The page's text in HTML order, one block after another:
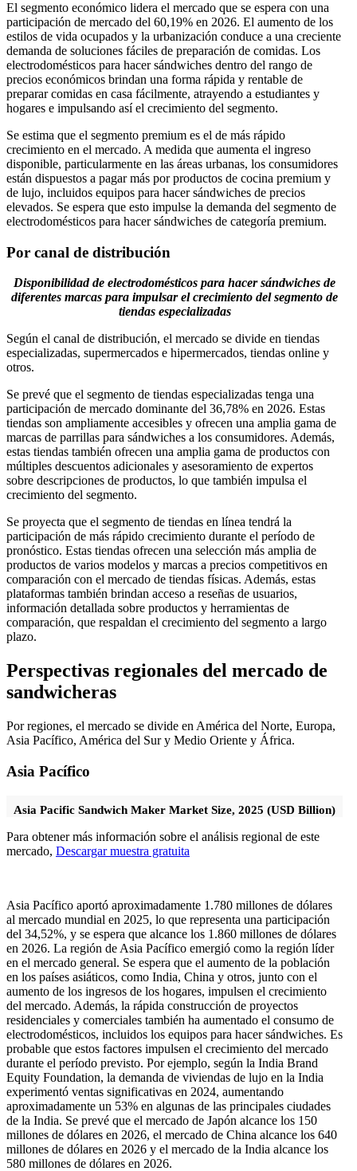
El segmento económico lidera el mercado que se espera con una
participación de mercado del 60,19% en 2026. El aumento de los
estilos de vida ocupados y la urbanización conduce a una creciente
demanda de soluciones fáciles de preparación de comidas. Los
electrodomésticos para hacer sándwiches dentro del rango de
precios económicos brindan una forma rápida y rentable de
preparar comidas en casa fácilmente, atrayendo a estudiantes y
hogares e impulsando así el crecimiento del segmento.
Se estima que el segmento premium es el de más rápido
crecimiento en el mercado. A medida que aumenta el ingreso
disponible, particularmente en las áreas urbanas, los consumidores
están dispuestos a pagar más por productos de cocina premium y
de lujo, incluidos equipos para hacer sándwiches de precios
elevados. Se espera que esto impulse la demanda del segmento de
electrodomésticos para hacer sándwiches de categoría premium.
Por canal de distribución
Disponibilidad de electrodomésticos para hacer sándwiches de
diferentes marcas para impulsar el crecimiento del segmento de
tiendas especializadas
Según el canal de distribución, el mercado se divide en tiendas
especializadas, supermercados e hipermercados, tiendas online y
otros.
Se prevé que el segmento de tiendas especializadas tenga una
participación de mercado dominante del 36,78% en 2026. Estas
tiendas son ampliamente accesibles y ofrecen una amplia gama de
marcas de parrillas para sándwiches a los consumidores. Además,
estas tiendas también ofrecen una amplia gama de productos con
múltiples descuentos adicionales y asesoramiento de expertos
sobre descripciones de productos, lo que también impulsa el
crecimiento del segmento.
Se proyecta que el segmento de tiendas en línea tendrá la
participación de más rápido crecimiento durante el período de
pronóstico. Estas tiendas ofrecen una selección más amplia de
productos de varios modelos y marcas a precios competitivos en
comparación con el mercado de tiendas físicas. Además, estas
plataformas también brindan acceso a reseñas de usuarios,
información detallada sobre productos y herramientas de
comparación, que respaldan el crecimiento del segmento a largo
plazo.
Perspectivas regionales del mercado de
sandwicheras
Por regiones, el mercado se divide en América del Norte, Europa,
Asia Pacífico, América del Sur y Medio Oriente y África.
Asia Pacífico
Asia Pacific Sandwich Maker Market Size, 2025 (USD Billion)
Para obtener más información sobre el análisis regional de este
mercado, Descargar muestra gratuita
Asia Pacífico aportó aproximadamente 1.780 millones de dólares
al mercado mundial en 2025, lo que representa una participación
del 34,52%, y se espera que alcance los 1.860 millones de dólares
en 2026. La región de Asia Pacífico emergió como la región líder
en el mercado general. Se espera que el aumento de la población
en los países asiáticos, como India, China y otros, junto con el
aumento de los ingresos de los hogares, impulsen el crecimiento
del mercado. Además, la rápida construcción de proyectos
residenciales y comerciales también ha aumentado el consumo de
electrodomésticos, incluidos los equipos para hacer sándwiches. Es
probable que estos factores impulsen el crecimiento del mercado
durante el período previsto. Por ejemplo, según la India Brand
Equity Foundation, la demanda de viviendas de lujo en la India
experimentó ventas significativas en 2024, aumentando
aproximadamente un 53% en algunas de las principales ciudades
de la India. Se prevé que el mercado de Japón alcance los 150
millones de dólares en 2026, el mercado de China alcance los 640
millones de dólares en 2026 y el mercado de la India alcance los
580 millones de dólares en 2026.